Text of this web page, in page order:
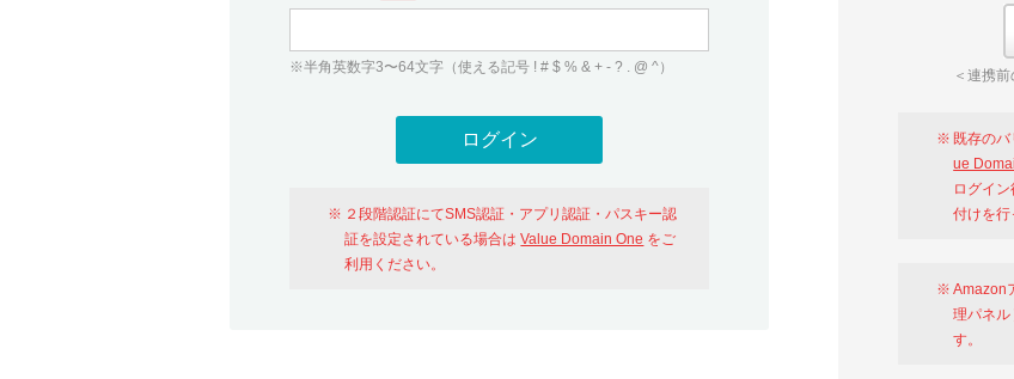
※半角英数字3〜64文字（使える記号 ! # $ % & + - ? . @ ^）
２段階認証にてSMS認証・アプリ認証・パスキー認
証を設定されている場合はValue Domain One をご
利用ください。
＜連携
既存の
ue
ログイン
付けを行
Amazon
理パネル
す。